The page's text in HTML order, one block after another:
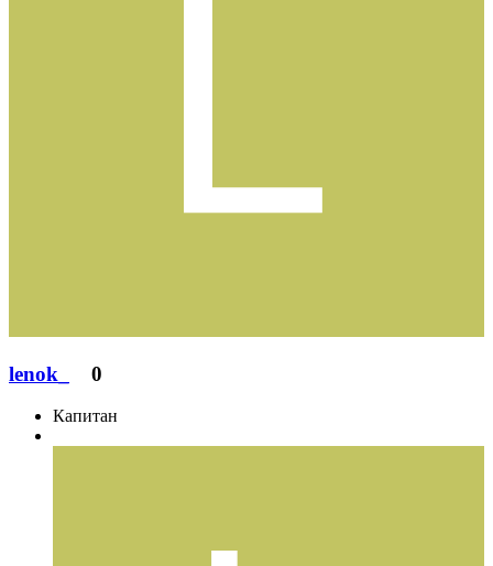
lenok_ 0
Капитан